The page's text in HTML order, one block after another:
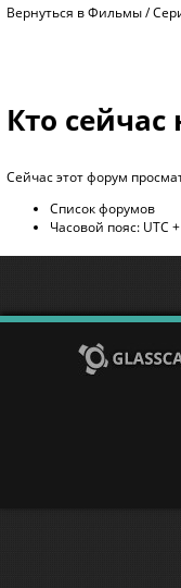
Вернуться в Фильмы /
Кто
Сейчас этот форум
Список форумов
Часовой пояс: UTC